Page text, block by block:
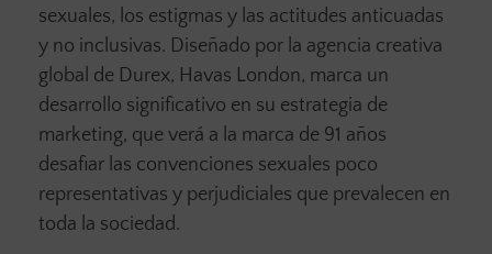
sexuales, los estigmas y las actitudes anticuadas
y no inclusivas. Diseñado por la agencia creativa
global de Durex, Havas London, marca un
desarrollo significativo en su estrategia de
marketing, que verá a la marca de 91 años
desafiar las convenciones sexuales poco
representativas y perjudiciales que prevalecen en
toda la sociedad.